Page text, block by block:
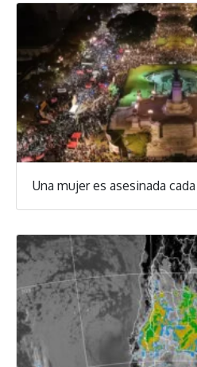
Una mujer es asesinada